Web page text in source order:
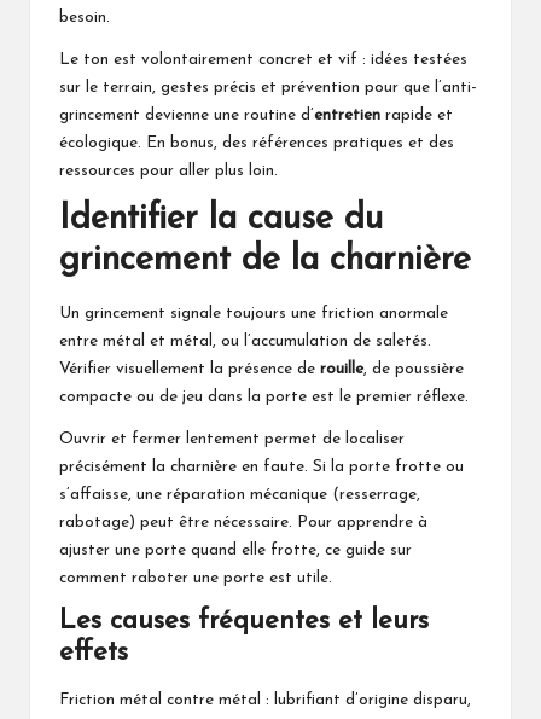
besoin.
Le ton est volontairement concret et vif : idées testées
sur le terrain, gestes précis et prévention pour que l’anti-
grincement devienne une routine d’ entretien rapide et
écologique. En bonus, des références pratiques et des
ressources pour aller plus loin.
Identifier la cause du
grincement de la charnière
Un grincement signale toujours une friction anormale
entre métal et métal, ou l’accumulation de saletés.
Vérifier visuellement la présence de rouille, de poussière
compacte ou de jeu dans la porte est le premier réflexe.
Ouvrir et fermer lentement permet de localiser
précisément la charnière en faute. Si la porte frotte ou
s’affaisse, une réparation mécanique (resserrage,
rabotage) peut être nécessaire. Pour apprendre à
ajuster une porte quand elle frotte, ce guide sur
comment raboter une porte est utile.
Les causes fréquentes et leurs
effets
Friction métal contre métal : lubrifiant d’origine disparu,